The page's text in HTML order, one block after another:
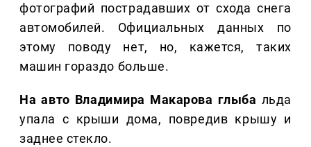
фотографий пострадавших от схода снега
автомобилей. Официальных данных по
этому поводу нет, но, кажется, таких
машин гораздо больше.
На авто Владимира Макарова глыба льда
упала с крыши дома, повредив крышу и
заднее стекло.